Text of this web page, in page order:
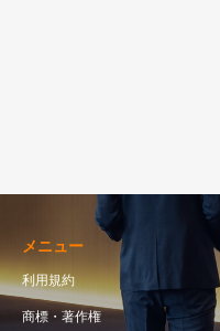
メニュー
利用規約
商標・著作権